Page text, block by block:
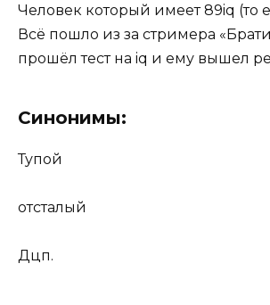
Человек который имеет 89iq (то
Всё пошло из за стримера
прошёл тест на iq и ему вышел
Синонимы:
Тупой
отсталый
Дцп.